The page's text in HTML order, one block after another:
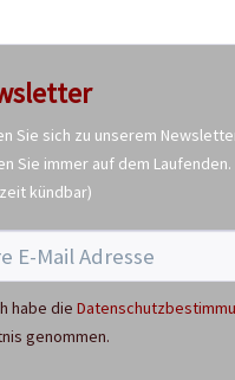
Sie sich zu unserem
Sie immer auf dem Laufenden.
kündbar)
habe die
genommen.